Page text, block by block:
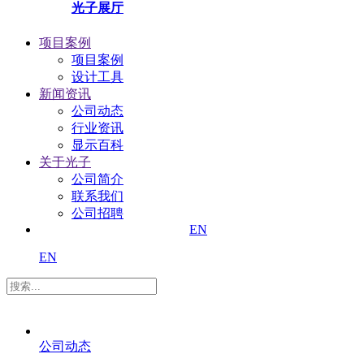
光子展厅
项目案例
项目案例
设计工具
新闻资讯
公司动态
行业资讯
显示百科
关于光子
公司简介
联系我们
公司招聘
EN
EN
公司动态